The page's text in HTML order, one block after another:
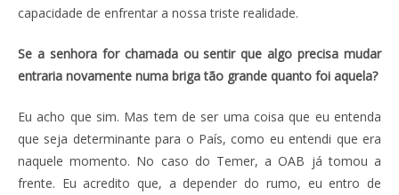
capacidade de enfrentar a nossa triste realidade.
Se a senhora for chamada ou sentir que algo precisa mudar
entraria novamente numa briga tão grande quanto foi aquela?
Eu acho que sim. Mas tem de ser uma coisa que eu entenda
que seja determinante para o País, como eu entendi que era
naquele momento. No caso do Temer, a OAB já tomou a
frente. Eu acredito que, a depender do rumo, eu entro de